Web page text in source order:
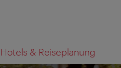
Hotels & Reiseplanung